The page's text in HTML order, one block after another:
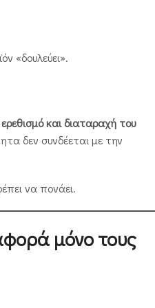
«δουλεύει».
ερεθισμό και διαταραχή του
δεν συνδέεται με την
να πονάει.
μόνο τους